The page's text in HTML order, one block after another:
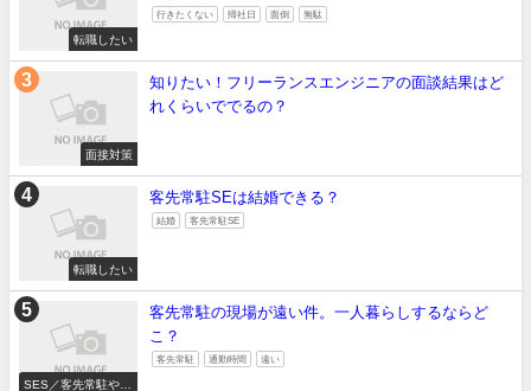
転職したい
行きたくない 帰社日 面倒 無駄
面接対策
知りたい！フリーランスエンジニアの面談結果はど
れくらいででるの？
転職したい
客先常駐SEは結婚できる？
結婚 客先常駐SE
SES／客先常駐やめ
客先常駐の現場が遠い件。一人暮らしするならど
こ？
客先常駐 通勤時間 遠い